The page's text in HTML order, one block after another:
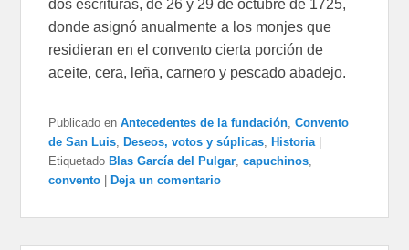
dos escrituras, de 26 y 29 de octubre de 1725,
donde asignó anualmente a los monjes que
residieran en el convento cierta porción de
aceite, cera, leña, carnero y pescado abadejo.
Publicado en Antecedentes de la fundación,Convento
de San Luis, Deseos, votos y súplicas, Historia
Etiquetado Blas García del Pulgar,capuchinos,
convento
Deja un comentario